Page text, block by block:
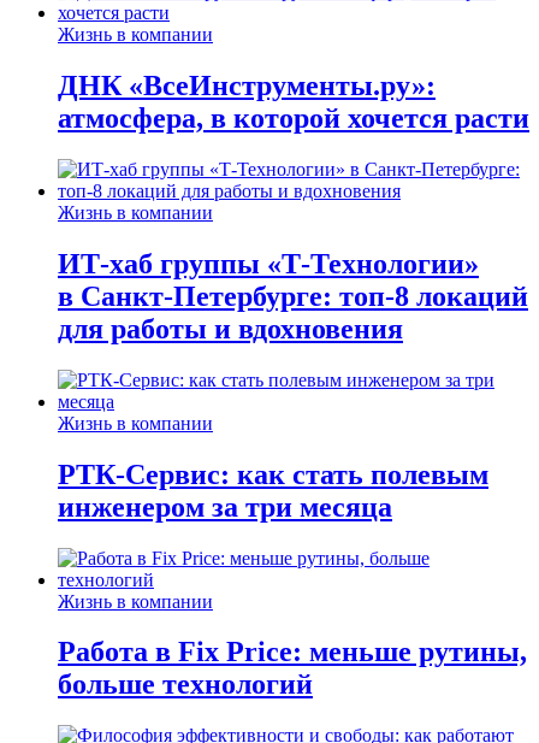
Жизнь в компании
ДНК «ВсеИнструменты.ру»:
атмосфера, в которой хочется расти
Жизнь в компании
ИТ-хаб группы «Т-Технологии»
в Санкт-Петербурге: топ-8 локаций
для работы и вдохновения
Жизнь в компании
РТК-Сервис: как стать полевым
инженером за три месяца
Жизнь в компании
Работа в Fix Price: меньше рутины,
больше технологий